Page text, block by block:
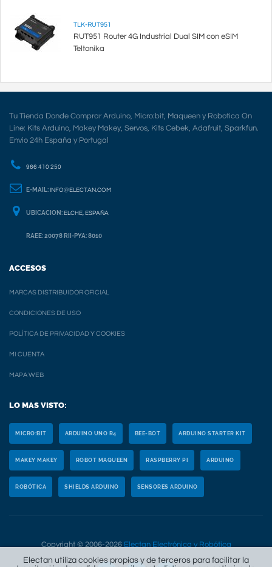
TLK-RUT951
RUT951 Router 4G Industrial Dual SIM con eSIM
Teltonika
Tu Tienda Donde Comprar Arduino, Micro:bit, Maqueen y Robotica On
Line: Kits Arduino, Makey Makey, Servos, Kits Cebek, Adafruit, Sparkfun.
Envio 24h España y Portugal
966 410 250
E-MAIL: INFO@ELECTAN.COM
UBICACION: ELCHE, ESPAÑA
RAEE: 20078 RII-PYA: 8010
ACCESOS
MARCAS DISTRIBUIDOR OFICIAL
CONDICIONES DE USO
POLÍTICA DE PRIVACIDAD Y COOKIES
MI CUENTA
MAPA WEB
LO MAS VISTO:
MICRO:BIT ARDUINO UNO R4 BEE-BOT ARDUINO STARTER KIT
MAKEY MAKEY ROBOT MAQUEEN RASPBERRY PI ARDUINO
ROBÓTICA SHIELDS ARDUINO SENSORES ARDUINO
Copyright © 2006-2026 Electan Electrónica y Robótica
Electan utiliza cookies propias y de terceros para facilitar la